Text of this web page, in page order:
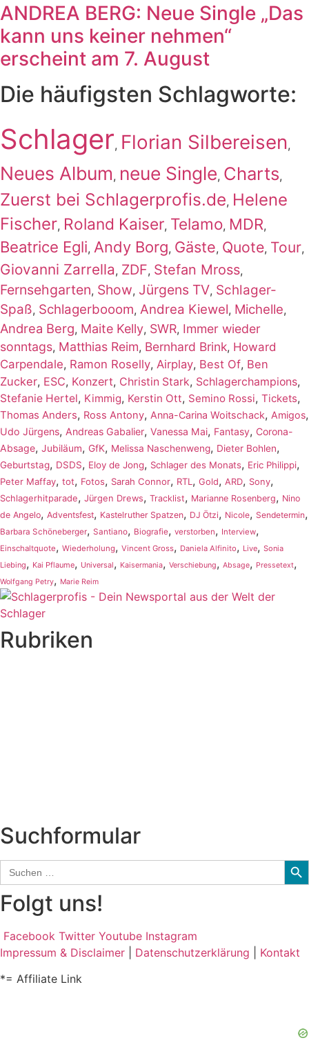
ANDREA BERG: Neue Single „Das
kann uns keiner nehmen“
erscheint am 7. August
Die häufigsten Schlagworte:
Schlager, Florian Silbereisen,
Neues Album, neue Single, Charts,
Zuerst bei Schlagerprofis.de, Helene
Fischer, Roland Kaiser, Telamo, MDR,
Beatrice Egli, Andy Borg, Gäste, Quote, Tour,
Giovanni Zarrella, ZDF, Stefan Mross,
Fernsehgarten, Show, Jürgens TV, Schlager-
Spaß, Schlagerbooom, Andrea Kiewel, Michelle,
Andrea Berg, Maite Kelly, SWR, Immer wieder
sonntags, Matthias Reim, Bernhard Brink, Howard
Carpendale, Ramon Roselly, Airplay, Best Of, Ben
Zucker, ESC, Konzert, Christin Stark, Schlagerchampions,
Stefanie Hertel, Kimmig, Kerstin Ott, Semino Rossi, Tickets,
Thomas Anders, Ross Antony, Anna-Carina Woitschack, Amigos,
Udo Jürgens, Andreas Gabalier, Vanessa Mai, Fantasy, Corona-
Absage, Jubiläum, GfK, Melissa Naschenweng, Dieter Bohlen,
Geburtstag, DSDS, Eloy de Jong, Schlager des Monats, Eric Philippi,
Peter Maffay, tot, Fotos, Sarah Connor, RTL , Gold, ARD, Sony,
Schlagerhitparade, Jürgen Drews, Tracklist, Marianne Rosenberg, Nino
de Angelo, Adventsfest, Kastelruther Spatzen, DJ Ötzi, Nicole, Sendetermin,
Barbara Schöneberger, Santiano, Biografie, verstorben, Interview,
Einschaltquote, Wiederholung, Vincent Gross, Daniela Alfinito, Live, Sonia
Liebing, Kai Pflaume, Universal, Kaisermania, Verschiebung, Absage, Pressetext,
Wolfgang Petry, Marie Reim
Rubriken
Suchformular
Search
for:
Folgt uns!
Facebook Twitter Youtube Instagram
Impressum & Disclaimer
Datenschutzerklärung
Kontakt
*= Affiliate Link